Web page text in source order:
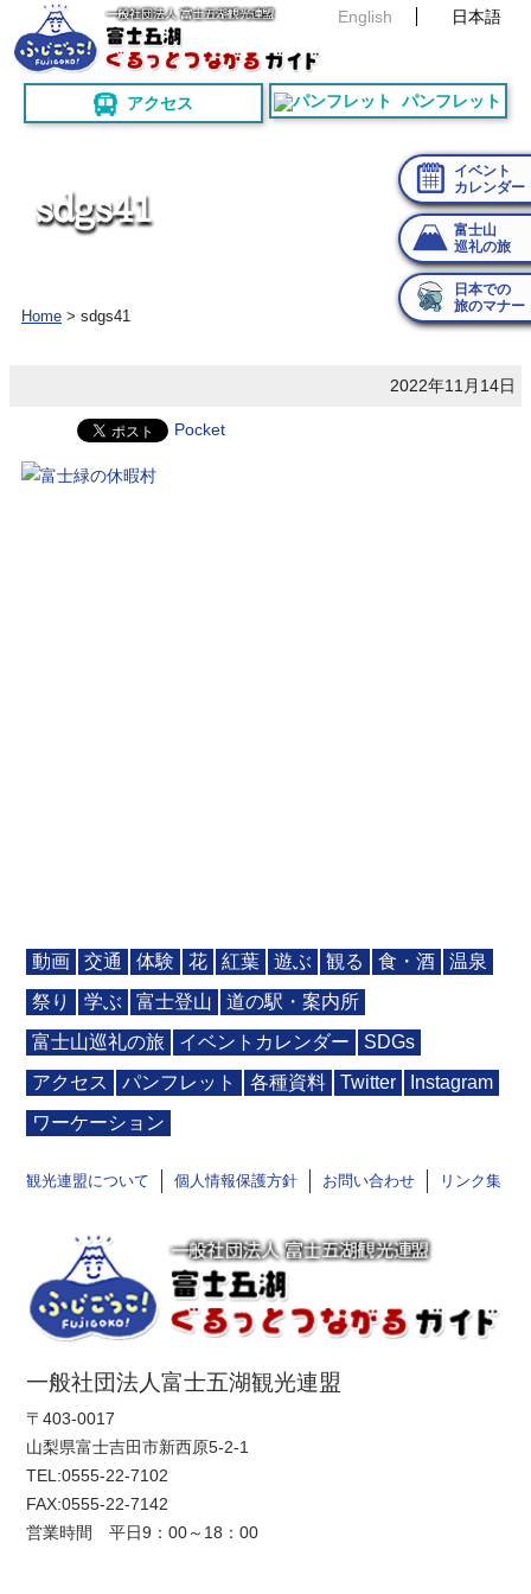
English 日本語
アクセス パンフレット
イベント
カレンダー
富士山
巡礼の旅
日本での
旅のマナー
sdgs41
Home > sdgs41
2022年11月14日
Pocket
動画 交通 体験 花 紅葉 遊ぶ 観る 食・酒
温泉
祭り
学ぶ 富士登山
道の駅・案内所
富士山巡礼の旅
イベントカレンダー
SDGs
アクセス
パンフレット 各種資料 Twitter
Instagram
ワーケーション
観光連盟について 個人情報保護方針 お問い合わせ リンク集
一般社団法人富士五湖観光連盟
〒403-0017
山梨県富士吉田市新西原5-2-1
TEL:0555-22-7102
FAX:0555-22-7142
営業時間 平日9：00～18：00